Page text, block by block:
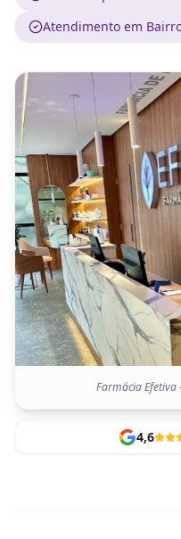
Atendimento em
Farmácia
4,6